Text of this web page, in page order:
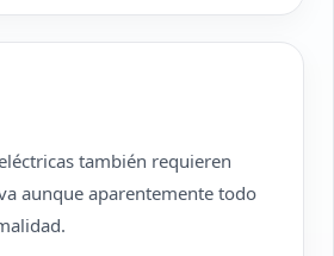
también requieren
aunque aparentemente todo